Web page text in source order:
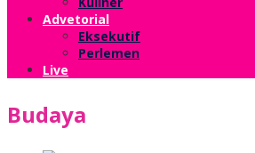
Advetorial
Eksekutif
Perlemen
Live
Budaya